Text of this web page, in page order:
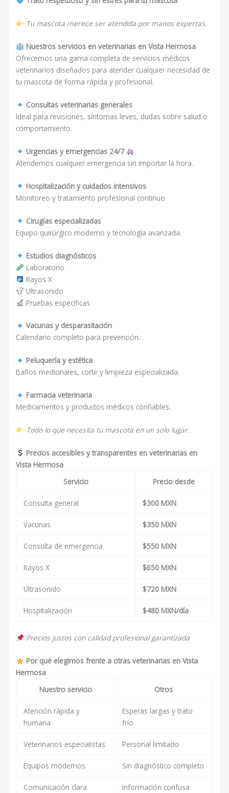
Tu mascota merece ser atendida por manos expertas.
Nuestros servicios en veterinarias en Vista Hermosa
Ofrecemos una gama completa de servicios médicos
veterinarios diseñados para atender cualquier necesidad de
tu mascota de forma rápida y profesional.
Consultas veterinarias generales
Ideal para revisiones, síntomas leves, dudas sobre salud o
comportamiento.
Urgencias y emergencias 24/7
Atendemos cualquier emergencia sin importar la hora.
Hospitalización y cuidados intensivos
Monitoreo y tratamiento profesional continuo.
Cirugías especializadas
Equipo quirúrgico moderno y tecnología avanzada.
Estudios diagnósticos
Laboratorio
Rayos X
Ultrasonido
Pruebas específicas
Vacunas y desparasitación
Calendario completo para prevención.
Peluquería y estética
Baños medicinales, corte y limpieza especializada.
Farmacia veterinaria
Medicamentos y productos médicos confiables.
Todo lo que necesita tu mascota en un solo lugar.
Precios accesibles y transparentes en veterinarias en
Vista Hermosa
Servicio
Precio desde
Consulta general $300 MXN
Vacunas $350 MXN
Consulta de emergencia $550 MXN
Rayos X $650 MXN
Ultrasonido $720 MXN
Hospitalización $480 MXN/día
Precios justos con calidad profesional garantizada
Por qué elegirnos frente a otras veterinarias en Vista
Hermosa
Nuestro servicio
Otros
Atención rápida y
humana
Esperas largas y trato
frío
Veterinarios especialistas Personal limitado
Equipos modernos Sin diagnóstico completo
Comunicación clara Información confusa